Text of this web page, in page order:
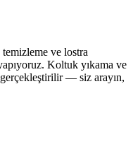
ve lostra
Koltuk yıkama ve
— siz arayın,